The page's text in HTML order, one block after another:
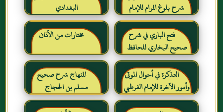
شرح بلوغ المرام للإمام
الصنعاني رحمه الله
البغدادي
فتح الباري في شرح
صحيح البخاري للحافظ
ابن حجر العسقلاني
مختارات من الأذان
التذكرة في أحوال الموتى
وأمور الآخرة للإمام الفرطبي
رحمه الله
المنهاج شرح صحيح
مسلم بن الحجاج